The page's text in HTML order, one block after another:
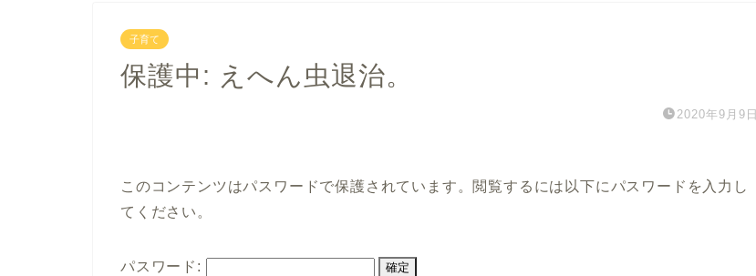
子育て
保護中: えへん虫退治。
2020年9月9日
このコンテンツはパスワードで保護されています。閲覧するには以下にパスワードを入力し
てください。
パスワード: